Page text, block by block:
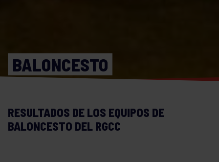
BALONCESTO
RESULTADOS DE LOS EQUIPOS DE
BALONCESTO DEL RGCC